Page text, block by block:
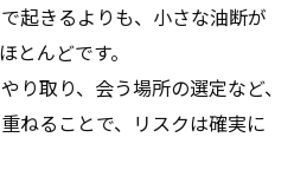
起きるよりも、小さな油断が
とんどです。
り取り、会う場所の選定など、
ねることで、リスクは確実に